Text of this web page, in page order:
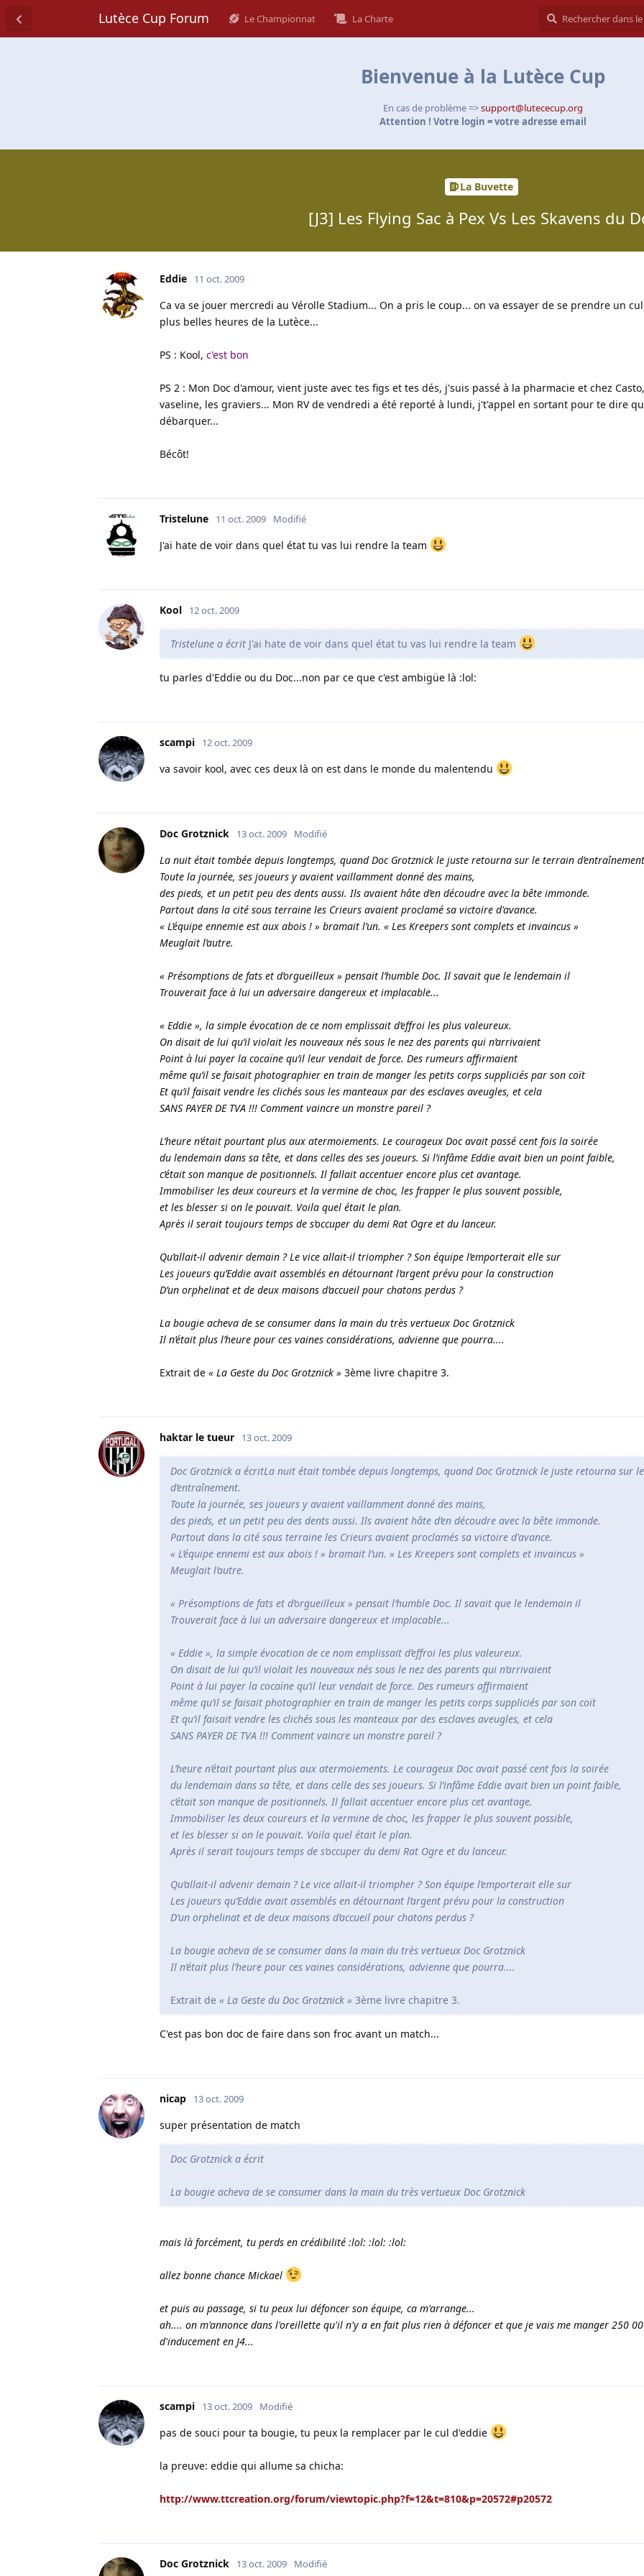
Lutèce Cup Forum Le Championnat La Charte
Bienvenue à la Lutèce Cup
En cas de problème =>support@lutececup.org
Attention ! Votre login = votre adresse email
La Buvette
[J3] Les Flying Sac à Pex Vs Les Skavens du
Eddie 11 oct. 2009
Ca va se jouer mercredi au Vérolle Stadium... On a pris le coup... on va essayer de se prendre un
plus belles heures de la Lutèce...
PS : Kool, c'est bon
PS 2 : Mon Doc d'amour, vient juste avec tes figs et tes dés, j'suis passé à la pharmacie et chez
vaseline, les graviers... Mon RV de vendredi a été reporté à lundi, j't'appel en sortant pour te dire
débarquer...
Bécôt!
Tristelune 11 oct. 2009 Modifié
J'ai hate de voir dans quel état tu vas lui rendre la team
Kool 12 oct. 2009
Tristelune a écrit J'ai hate de voir dans quel état tu vas lui rendre la team
tu parles d'Eddie ou du Doc...non par ce que c'est ambigüe là :lol:
scampi 12 oct. 2009
va savoir kool, avec ces deux là on est dans le monde du malentendu
Doc Grotznick 13 oct. 2009 Modifié
La nuit était tombée depuis longtemps, quand Doc Grotznick le juste retourna sur le terrain
Toute la journée, ses joueurs y avaient vaillamment donné des mains,
des pieds, et un petit peu des dents aussi. Ils avaient hâte d’en découdre avec la bête immonde.
Partout dans la cité sous terraine les Crieurs avaient proclamé sa victoire d'avance.
« L’équipe ennemie est aux abois ! » bramait l’un. « Les Kreepers sont complets et invaincus »
Meuglait l’autre.
« Présomptions de fats et d’orgueilleux » pensait l’humble Doc. Il savait que le lendemain il
Trouverait face à lui un adversaire dangereux et implacable...
« Eddie », la simple évocation de ce nom emplissait d’effroi les plus valeureux.
On disait de lui qu’il violait les nouveaux nés sous le nez des parents qui n’arrivaient
Point à lui payer la cocaïne qu’il leur vendait de force. Des rumeurs affirmaient
même qu’il se faisait photographier en train de manger les petits corps suppliciés par son coït
Et qu’il faisait vendre les clichés sous les manteaux par des esclaves aveugles, et cela
SANS PAYER DE TVA !!! Comment vaincre un monstre pareil ?
L’heure n’était pourtant plus aux atermoiements. Le courageux Doc avait passé cent fois la soirée
du lendemain dans sa tête, et dans celles des ses joueurs. Si l’infâme Eddie avait bien un point faible,
c’était son manque de positionnels. Il fallait accentuer encore plus cet avantage.
Immobiliser les deux coureurs et la vermine de choc, les frapper le plus souvent possible,
et les blesser si on le pouvait. Voila quel était le plan.
Après il serait toujours temps de s’occuper du demi Rat Ogre et du lanceur.
Qu’allait-il advenir demain ? Le vice allait-il triompher ? Son équipe l’emporterait elle sur
Les joueurs qu’Eddie avait assemblés en détournant l’argent prévu pour la construction
D’un orphelinat et de deux maisons d’accueil pour chatons perdus ?
La bougie acheva de se consumer dans la main du très vertueux Doc Grotznick
Il n’était plus l’heure pour ces vaines considérations, advienne que pourra....
Extrait de « La Geste du Doc Grotznick » 3ème livre chapitre 3.
haktar le tueur 13 oct. 2009
Doc Grotznick a écritLa nuit était tombée depuis longtemps, quand Doc Grotznick le juste retourna sur
d’entraînement.
Toute la journée, ses joueurs y avaient vaillamment donné des mains,
des pieds, et un petit peu des dents aussi. Ils avaient hâte d’en découdre avec la bête immonde.
Partout dans la cité sous terraine les Crieurs avaient proclamés sa victoire d'avance.
« L’équipe ennemi est aux abois ! » bramait l’un. « Les Kreepers sont complets et invaincus »
Meuglait l’autre.
« Présomptions de fats et d’orgueilleux » pensait l’humble Doc. Il savait que le lendemain il
Trouverait face à lui un adversaire dangereux et implacable...
« Eddie », la simple évocation de ce nom emplissait d’effroi les plus valeureux.
On disait de lui qu’il violait les nouveaux nés sous le nez des parents qui n’arrivaient
Point à lui payer la cocaïne qu’il leur vendait de force. Des rumeurs affirmaient
même qu’il se faisait photographier en train de manger les petits corps suppliciés par son coït
Et qu’il faisait vendre les clichés sous les manteaux par des esclaves aveugles, et cela
SANS PAYER DE TVA !!! Comment vaincre un monstre pareil ?
L’heure n’était pourtant plus aux atermoiements. Le courageux Doc avait passé cent fois la soirée
du lendemain dans sa tête, et dans celle des ses joueurs. Si l’infâme Eddie avait bien un point faible,
c’était son manque de positionnels. Il fallait accentuer encore plus cet avantage.
Immobiliser les deux coureurs et la vermine de choc, les frapper le plus souvent possible,
et les blesser si on le pouvait. Voila quel était le plan.
Après il serait toujours temps de s’occuper du demi Rat Ogre et du lanceur.
Qu’allait-il advenir demain ? Le vice allait-il triompher ? Son équipe l’emporterait elle sur
Les joueurs qu’Eddie avait assemblés en détournant l’argent prévu pour la construction
D’un orphelinat et de deux maisons d’accueil pour chatons perdus ?
La bougie acheva de se consumer dans la main du très vertueux Doc Grotznick
Il n’était plus l’heure pour ces vaines considérations, advienne que pourra....
Extrait de « La Geste du Doc Grotznick » 3ème livre chapitre 3.
C'est pas bon doc de faire dans son froc avant un match...
nicap 13 oct. 2009
super présentation de match
Doc Grotznick a écrit
La bougie acheva de se consumer dans la main du très vertueux Doc Grotznick
mais là forcément, tu perds en crédibilité :lol: :lol: :lol:
allez bonne chance Mickael
et puis au passage, si tu peux lui défoncer son équipe, ca m'arrange...
ah.... on m'annonce dans l'oreillette qu'il n'y a en fait plus rien à défoncer et que je vais me manger 250
d'inducement en J4...
scampi 13 oct. 2009 Modifié
pas de souci pour ta bougie, tu peux la remplacer par le cul d'eddie
la preuve: eddie qui allume sa chicha:
http://www.ttcreation.org/forum/viewtopic.php?f=12&t=810&p=20572#p20572
Doc Grotznick 13 oct. 2009 Modifié